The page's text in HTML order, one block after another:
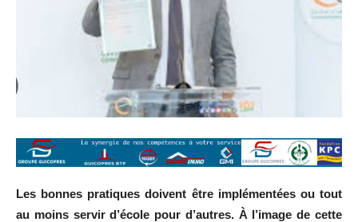
Les bonnes pratiques doivent être implémentées ou tout
au moins servir d’école pour d’autres. À l’image de cette